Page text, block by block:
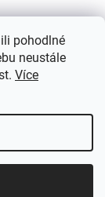
pohodlné
neustále
Více